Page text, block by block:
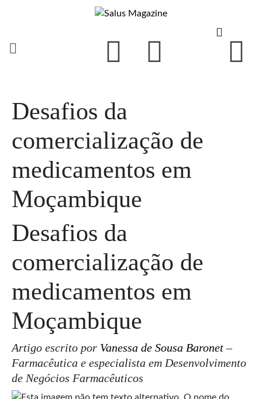
Desafios da
comercialização de
medicamentos em
Moçambique
Desafios da
comercialização de
medicamentos em
Moçambique
Artigo escrito por Vanessa de Sousa Baronet–
Farmacêutica e especialista em Desenvolvimento
de Negócios Farmacêuticos